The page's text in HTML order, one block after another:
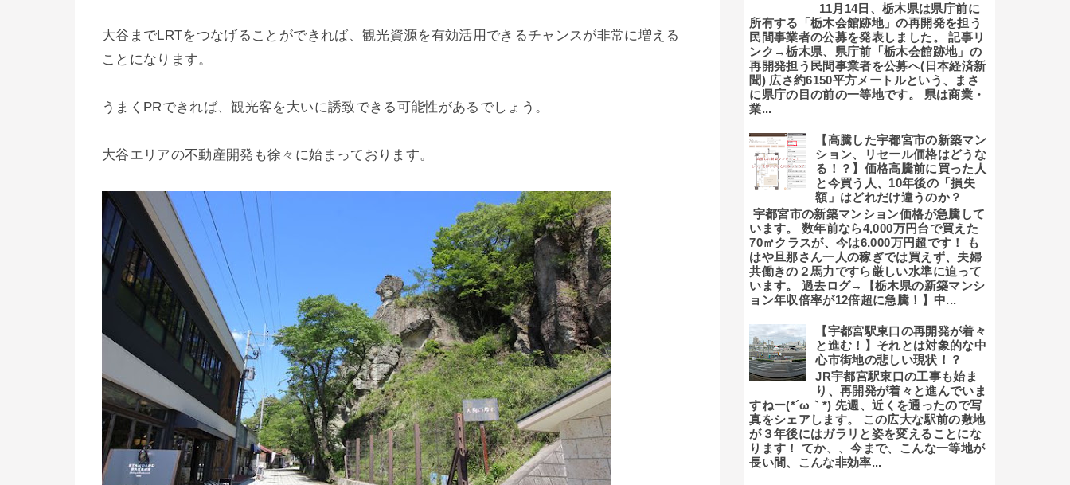
大谷までLRTをつなげることができれば、観光資源を有効活用できるチャンスが非常に増える
ことになります。
うまくPRできれば、観光客を大いに誘致できる可能性があるでしょう。
大谷エリアの不動産開発も徐々に始まっております。
11月14日、栃木県は県庁前に
所有する「栃木会館跡地」の再開発を担う
民間事業者の公募を発表しました。 記事リ
ンク→栃木県、県庁前「栃木会館跡地」の
再開発担う民間事業者を公募へ(日本経済新
聞) 広さ約6150平方メートルという、まさ
に県庁の目の前の一等地です。 県は商業・
業...
【高騰した宇都宮市の新築マン
ション、リセール価格はどうな
る！？】価格高騰前に買った人
と今買う人、10年後の「損失
額」はどれだけ違うのか？
宇都宮市の新築マンション価格が急騰して
います。 数年前なら4,000万円台で買えた
70㎡クラスが、今は6,000万円超です！ も
はや旦那さん一人の稼ぎでは買えず、夫婦
共働きの２馬力ですら厳しい水準に迫って
います。 過去ログ→【栃木県の新築マンシ
ョン年収倍率が12倍超に急騰！】中...
【宇都宮駅東口の再開発が着々
と進む！】それとは対象的な中
心市街地の悲しい現状！？
JR宇都宮駅東口の工事も始ま
り、再開発が着々と進んでいま
すねー(*´ω｀*) 先週、近くを通ったので写
真をシェアします。 この広大な駅前の敷地
が３年後にはガラリと姿を変えることにな
ります！ てか、、今まで、こんな一等地が
長い間、こんな非効率...